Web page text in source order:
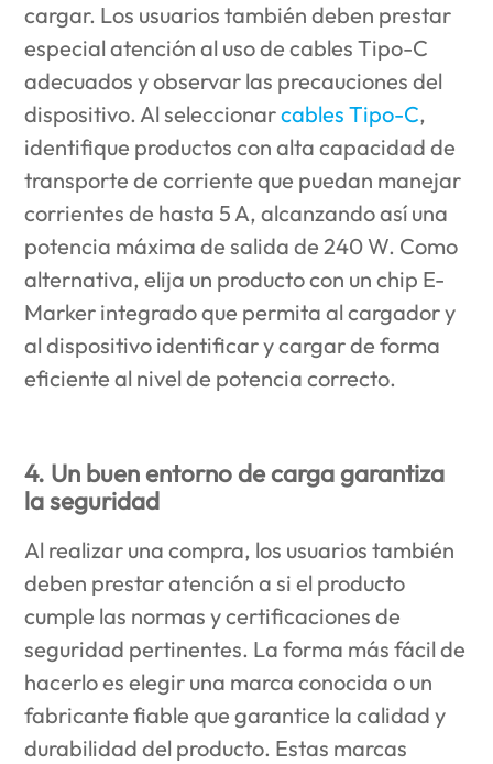
cargar. Los usuarios también deben prestar
especial atención al uso de cables Tipo-C
adecuados y observar las precauciones del
dispositivo. Al seleccionarcables Tipo-C,
identifique productos con alta capacidad de
transporte de corriente que puedan manejar
corrientes de hasta 5 A, alcanzando así una
potencia máxima de salida de 240 W. Como
alternativa, elija un producto con un chip E-
Marker integrado que permita al cargador y
al dispositivo identificar y cargar de forma
eficiente al nivel de potencia correcto.
4. Un buen entorno de carga garantiza
la seguridad
Al realizar una compra, los usuarios también
deben prestar atención a si el producto
cumple las normas y certificaciones de
seguridad pertinentes. La forma más fácil de
hacerlo es elegir una marca conocida o un
fabricante fiable que garantice la calidad y
durabilidad del producto. Estas marcas